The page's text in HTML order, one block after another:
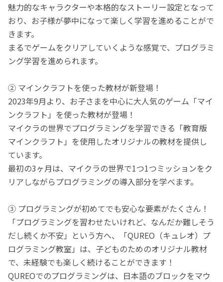
魅力的なキャラクターや本格的なストーリー設定となって
おり、お子様が夢中になって楽しく学習を進めることがで
きます。
まるでゲームをクリアしていくような感覚で、プログラミ
ング学習を進められます。
② マインクラフトを使った教材が新登場！
2023年9月より、お子さまを中心に大人気のゲーム「マイ
ンクラフト」を使った教材が登場！
マイクラの世界でプログラミングを学習できる「教育版
マインクラフト」を使用したオリジナルの教材を提供し
ています。
最初の3ヶ月は、マイクラの世界で1つ1つミッションをク
リアしながらプログラミングの導入部分を学べます。
③ プログラミングが初めてでも安心な要素がたくさん！
「プログラミングを習わせたいけれど、なんだか難しそう
だし続くか不安」という方へ、「QUREO（キュレオ）プ
ログラミング教室」は、子どものためのオリジナル教材
で、未経験でも楽しく続けることができます！
QUREOでのプログラミングは、日本語のブロックをマウ